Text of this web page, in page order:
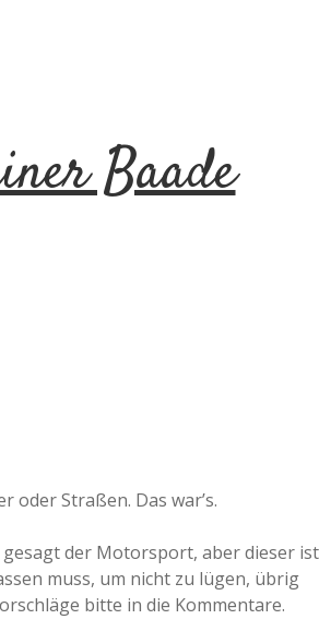
oder Straßen. Das war’s.
der Motorsport, aber dieser ist
muss, um nicht zu lügen, übrig
bitte in die Kommentare.